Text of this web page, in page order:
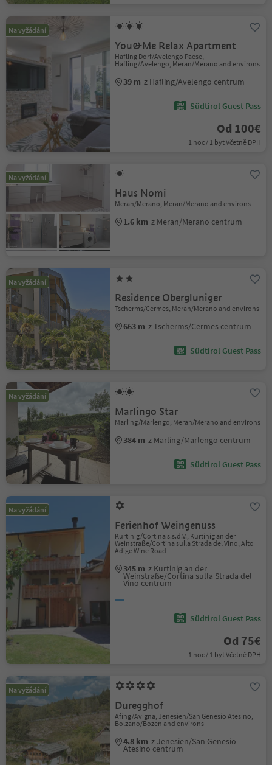
Na vyžádání
You&Me Relax Apartment
Hafling Dorf/Avelengo Paese,
Hafling/Avelengo, Meran/Merano and environs
39 m z Hafling/Avelengo centrum
Südtirol Guest Pass
Od 100€
1 noc / 1 byt Včetně DPH
Na vyžádání
Haus Nomi
Meran/Merano, Meran/Merano and environs
1.6 km z Meran/Merano centrum
Na vyžádání
Residence Obergluniger
Tscherms/Cermes, Meran/Merano and environs
663 m z Tscherms/Cermes centrum
Südtirol Guest Pass
Na vyžádání
Marlingo Star
Marling/Marlengo, Meran/Merano and environs
384 m z Marling/Marlengo centrum
Südtirol Guest Pass
Na vyžádání
Ferienhof Weingenuss
Kurtinig/Cortina s.s.d.V., Kurtinig an der
Weinstraße/Cortina sulla Strada del Vino, Alto
Adige Wine Road
345 m z Kurtinig an der
Weinstraße/Cortina sulla Strada del
Vino centrum
Südtirol Guest Pass
Od 75€
1 noc / 1 byt Včetně DPH
Na vyžádání
Duregghof
Afing/Avigna, Jenesien/San Genesio Atesino,
Bolzano/Bozen and environs
4.8 km z Jenesien/San Genesio
Atesino centrum